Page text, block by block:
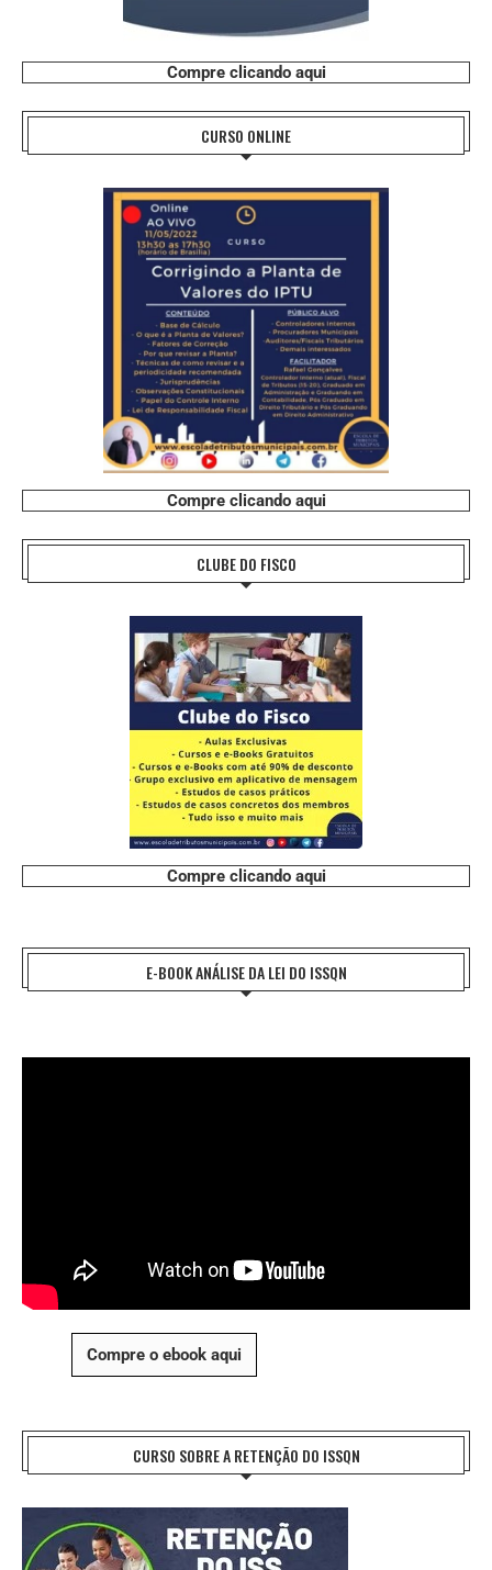
Compre clicando aqui
CURSO ONLINE
Compre clicando aqui
CLUBE DO FISCO
Compre clicando aqui
E-BOOK ANÁLISE DA LEI DO ISSQN
Compre o ebook aqui
CURSO SOBRE A RETENÇÃO DO ISSQN